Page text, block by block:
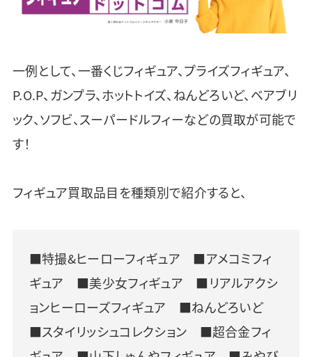
一例として、一番くじフィギュア、プライズフィギュア、
P.O.P、ガンプラ、ホットトイズ、ねんどろいど、ベアブリ
ック、ソフビ、スーパードルフィーなどの買取が可能で
す！
フィギュア買取品目を種類別で紹介すると、
■特撮&ヒーローフィギュア ■アメコミフィ
ギュア ■美少女フィギュア ■リアルアクシ
ョンヒーローズフィギュア ■ねんどろいど
■スタイリッシュコレクション ■超合金フィ